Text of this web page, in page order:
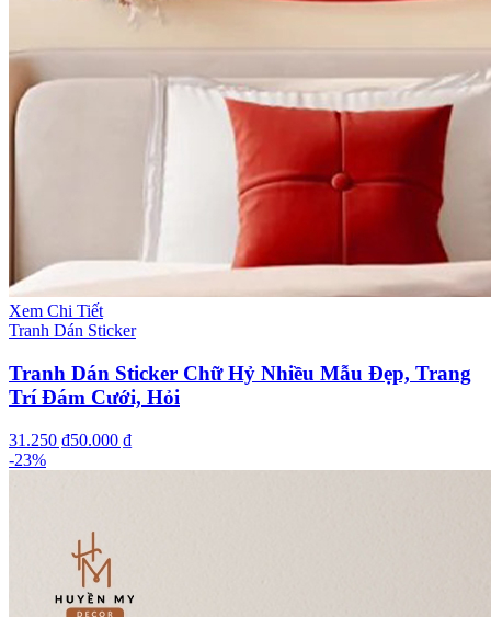
Xem Chi Tiết
Tranh Dán Sticker
Tranh Dán Sticker Chữ Hỷ Nhiều Mẫu Đẹp, Trang
Trí Đám Cưới, Hỏi
31.250 ₫50.000 ₫
-23%